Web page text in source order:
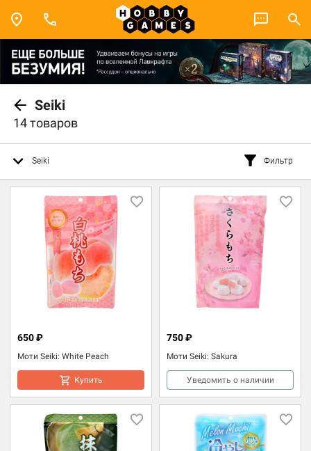
Seiki
14 товаров
Seiki Фильтр
Моти Seiki: White Peach
650 ₽
Купить
Моти Seiki: Sakura
750 ₽
Уведомить о наличии